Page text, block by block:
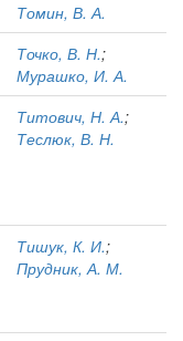
Томин, В. А.
Точко, В. Н.;
Мурашко, И. А.
Титович, Н. А.;
Теслюк, В. Н.
Тишук, К. И.;
Прудник, А. М.